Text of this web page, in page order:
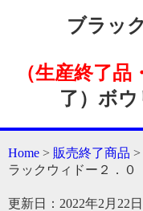
ブラッ
（生産終了品
了）ボ
Home > 販売終了商品 >
ラックウィドー２．０
更新日：2022年2月22日